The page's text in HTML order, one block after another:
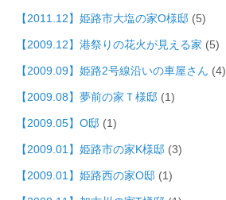
【2011.12】姫路市大塩の家O様邸 (5)
【2009.12】港祭りの花火が見える家 (5)
【2009.09】姫路2号線沿いの車屋さん (4)
【2009.08】夢前の家Ｔ様邸 (1)
【2009.05】O邸 (1)
【2009.01】姫路市の家K様邸 (3)
【2009.01】姫路西の家O邸 (1)